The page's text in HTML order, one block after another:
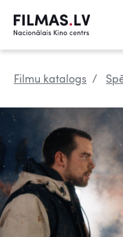
Filmu katalogs